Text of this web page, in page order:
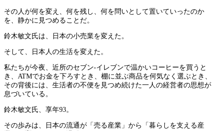
その人が何を変え、何を残し、何を問いとして置いていったのか
を、静かに見つめることだ。
鈴木敏文氏は、日本の小売業を変えた。
そして、日本人の生活を変えた。
私たちが今夜、近所のセブン-イレブンで温かいコーヒーを買うと
き、ATMでお金を下ろすとき、棚に並ぶ商品を何気なく選ぶとき、
その背後には、生活者の不便を見つめ続けた一人の経営者の思想が
息づいている。
鈴木敏文氏、享年93。
その歩みは、日本の流通が「売る産業」から「暮らしを支える産